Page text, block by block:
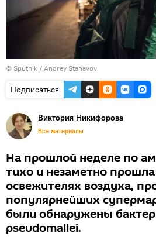
© Sputnik / Andrey Stanavov
Подписаться
Виктория Никифорова
Все материалы
На прошлой неделе по
тихо и незаметно
освежителях воздуха,
популярнейших
были обнаружены
pseudomallei.